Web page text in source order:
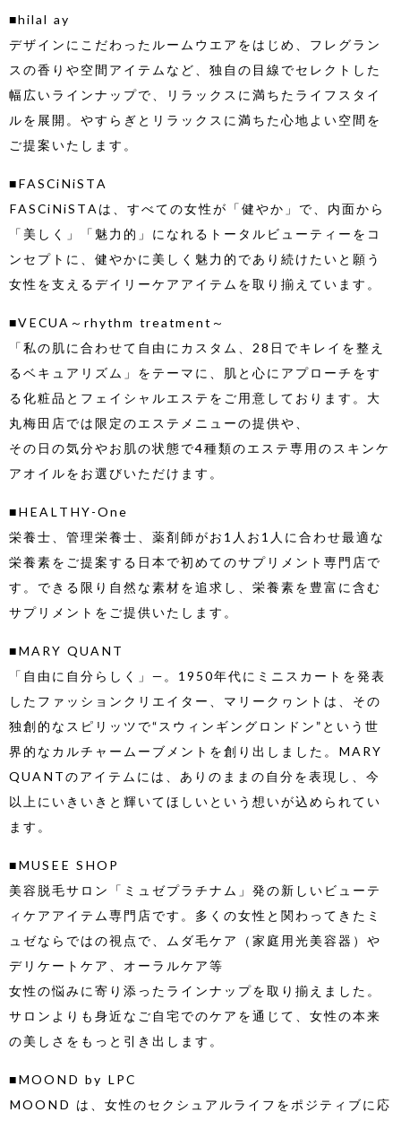
■hilal ay
デザインにこだわったルームウエアをはじめ、フレグラン
スの香りや空間アイテムなど、独自の目線でセレクトした
幅広いラインナップで、リラックスに満ちたライフスタイ
ルを展開。やすらぎとリラックスに満ちた心地よい空間を
ご提案いたします。
■FASCiNiSTA
FASCiNiSTAは、すべての女性が「健やか」で、内面から
「美しく」「魅力的」になれるトータルビューティーをコ
ンセプトに、健やかに美しく魅力的であり続けたいと願う
女性を支えるデイリーケアアイテムを取り揃えています。
■VECUA～rhythm treatment～
「私の肌に合わせて自由にカスタム、28日でキレイを整え
るベキュアリズム」をテーマに、肌と心にアプローチをす
る化粧品とフェイシャルエステをご用意しております。大
丸梅田店では限定のエステメニューの提供や、
その日の気分やお肌の状態で4種類のエステ専用のスキンケ
アオイルをお選びいただけます。
■HEALTHY-One
栄養士、管理栄養士、薬剤師がお1人お1人に合わせ最適な
栄養素をご提案する日本で初めてのサプリメント専門店で
す。できる限り自然な素材を追求し、栄養素を豊富に含む
サプリメントをご提供いたします。
■MARY QUANT
「自由に自分らしく」―。1950年代にミニスカートを発表
したファッションクリエイター、マリークヮントは、その
独創的なスピリッツで“スウィンギングロンドン”という世
界的なカルチャームーブメントを創り出しました。MARY
QUANTのアイテムには、ありのままの自分を表現し、今
以上にいきいきと輝いてほしいという想いが込められてい
ます。
■MUSEE SHOP
美容脱毛サロン「ミュゼプラチナム」発の新しいビューテ
ィケアアイテム専門店です。多くの女性と関わってきたミ
ュゼならではの視点で、ムダ毛ケア（家庭用光美容器）や
デリケートケア、オーラルケア等
女性の悩みに寄り添ったラインナップを取り揃えました。
サロンよりも身近なご自宅でのケアを通じて、女性の本来
の美しさをもっと引き出します。
■MOOND by LPC
MOOND は、女性のセクシュアルライフをポジティブに応